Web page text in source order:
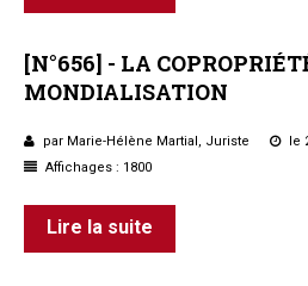
[N°656] - LA
MONDIALISATION
par Marie-Hélène Martial, Juriste
le
Affichages : 1800
Lire la suite